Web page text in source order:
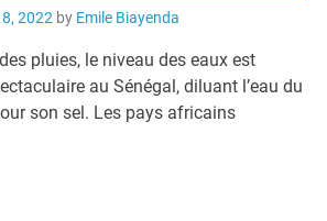
2022 by Emile Biayenda
pluies, le niveau des eaux est
au Sénégal, diluant l’eau du
son sel. Les pays africains